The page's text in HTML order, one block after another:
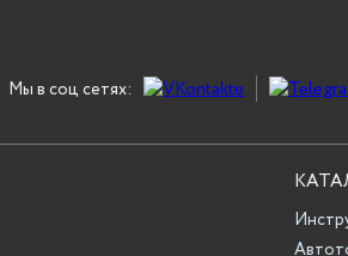
Мы в соц сетях: